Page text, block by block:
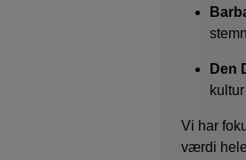
Den
Vi har
værdi